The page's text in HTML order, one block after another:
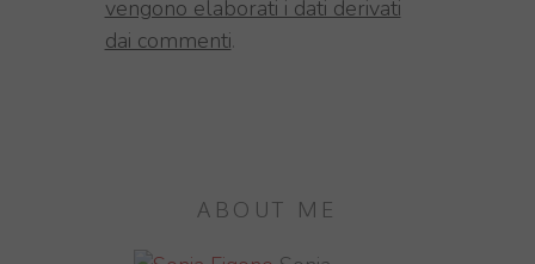
vengono elaborati i dati derivati
dai commenti.
ABOUT ME